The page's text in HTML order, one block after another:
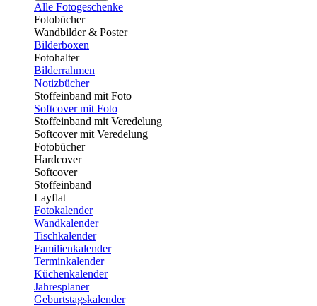
Alle Fotogeschenke
Fotobücher
Wandbilder & Poster
Bilderboxen
Fotohalter
Bilderrahmen
Notizbücher
Stoffeinband mit Foto
Softcover mit Foto
Stoffeinband mit Veredelung
Softcover mit Veredelung
Fotobücher
Hardcover
Softcover
Stoffeinband
Layflat
Fotokalender
Wandkalender
Tischkalender
Familienkalender
Terminkalender
Küchenkalender
Jahresplaner
Geburtstagskalender